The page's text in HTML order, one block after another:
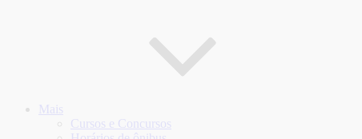
Mais
Cursos e Concursos